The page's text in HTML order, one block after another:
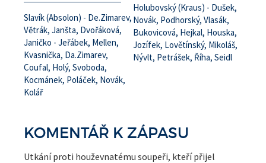
Slavík (Absolon) - De.Zimarev,
Větrák, Janšta, Dvořáková,
Janičko - Jeřábek, Mellen,
Kvasnička, Da.Zimarev,
Coufal, Holý, Svoboda,
Kocmánek, Poláček, Novák,
Kolář
Holubovský (Kraus) - Dušek,
Novák, Podhorský, Vlasák,
Bukovicová, Hejkal, Houska,
Jozífek, Lovětínský, Mikoláš,
Nývlt, Petrášek, Říha, Seidl
KOMENTÁŘ K ZÁPASU
Utkání proti houževnatému soupeři, kteří přijel